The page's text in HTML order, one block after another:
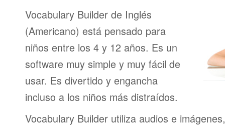
Vocabulary Builder de Inglés
(Americano) está pensado para
niños entre los 4 y 12 años. Es un
software muy simple y muy fácil de
usar. Es divertido y engancha
incluso a los niños más distraídos.
Vocabulary Builder utiliza audios e